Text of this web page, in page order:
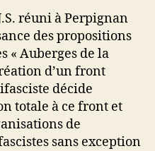
réuni à Perpignan
des propositions
« Auberges de la
d’un front
décide
totale à ce front et
de
sans exception